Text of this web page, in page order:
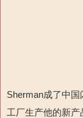
Sherman成了中
工厂生产他的新